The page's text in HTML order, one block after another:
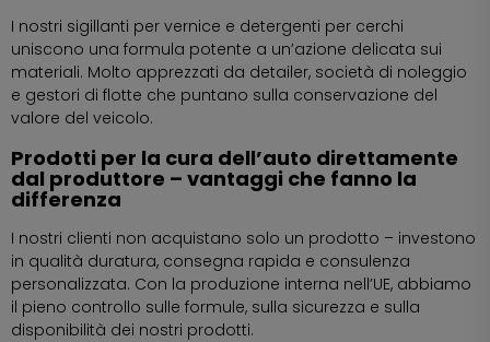
I nostri sigillanti per vernice e detergenti per cerchi
uniscono una formula potente a un’azione delicata sui
materiali. Molto apprezzati da detailer, società di noleggio
e gestori di flotte che puntano sulla conservazione del
valore del veicolo.
Prodotti per la cura dell’auto direttamente
dal produttore – vantaggi che fanno la
differenza
I nostri clienti non acquistano solo un prodotto – investono
in qualità duratura, consegna rapida e consulenza
personalizzata. Con la produzione interna nell’UE, abbiamo
il pieno controllo sulle formule, sulla sicurezza e sulla
disponibilità dei nostri prodotti.